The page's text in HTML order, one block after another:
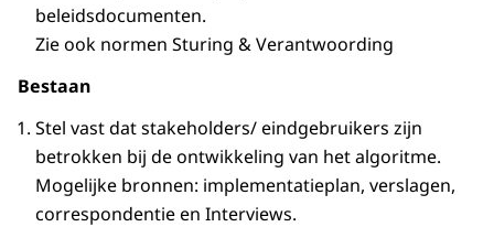
beleidsdocumenten.
Zie ook normen Sturing & Verantwoording
Bestaan
Stel vast dat stakeholders/ eindgebruikers zijn
betrokken bij de ontwikkeling van het algoritme.
Mogelijke bronnen: implementatieplan, verslagen,
correspondentie en Interviews.